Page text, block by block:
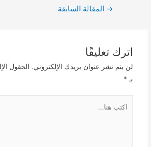
تصفّح
→ المقالة السابقة
اترك تعليقًا
لن يتم نشر عنوان بريدك الإلكتروني. الحقول
بـ *